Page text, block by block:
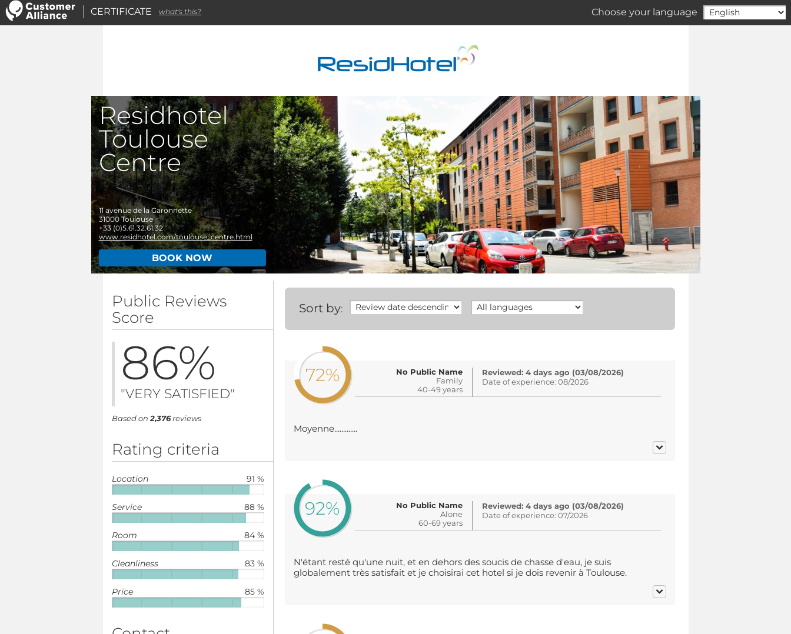
Choose your language
Residhotel
Toulouse
Centre
11 avenue de la Garonnette
31000 Toulouse
+33 (0)5.61.32.61.32
www.residhotel.com/toulouse_centre.html
BOOK NOW
Public Reviews
Score
86%
"VERY SATISFIED"
Based on 2,376reviews
Rating criteria
91 %
Location
88 %
Service
84 %
Room
83 %
Cleanliness
85 %
Price
Sort by:
72%
No Public Name
Family
40-49 years
Reviewed: 4 days ago (03/08/2026)
Date of experience: 08/2026
Moyenne.............
92%
No Public Name
Alone
60-69 years
Reviewed: 4 days ago (03/08/2026)
Date of experience: 07/2026
N'étant resté qu'une nuit, et en dehors des soucis de chasse d'eau, je suis
globalement très satisfait et je choisirai cet hotel si je dois revenir à Toulouse.
CERTIFICATE what's this?